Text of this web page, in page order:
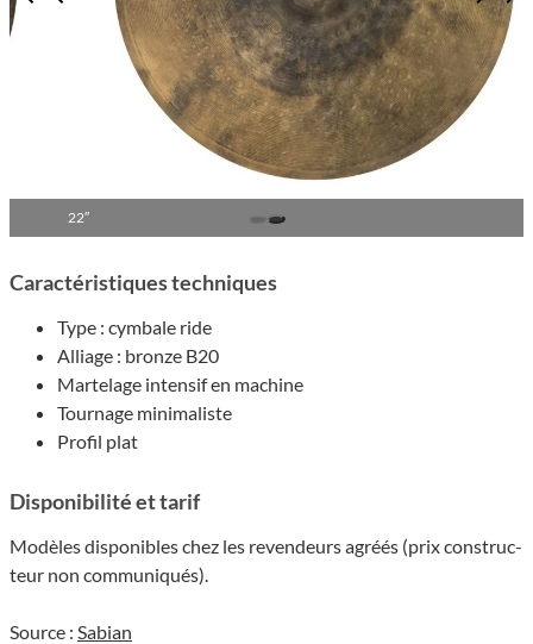
24″
Carac­té­ris­tiques tech­niques
Type : cymbale ride
Alliage : bronze B20
Marte­lage inten­sif en machine
Tour­nage mini­ma­liste
Profil plat
Dispo­ni­bi­lité et tarif
Modèles dispo­nibles chez les reven­deurs agréés (prix construc­
teur non commu­niqués).
Source : Sabian